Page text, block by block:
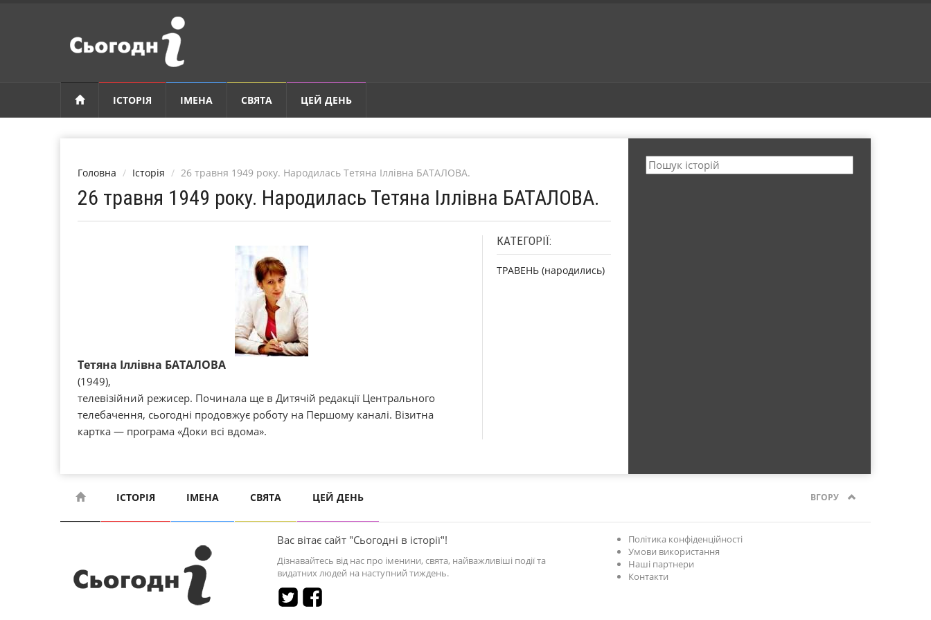
ІСТОРІЯ ІМЕНА СВЯТА ЦЕЙ ДЕНЬ
Головна Історія 26 травня 1949 року. Народилась Тетяна Іллівна БАТАЛОВА.
26 травня 1949 року. Народилась Тетяна Іллівна БАТАЛОВА.
Тетяна Іллівна БАТАЛОВА
(1949),
телевізійний режисер. Починала ще в Дитячій редакції Центрального
телебачення, сьогодні продовжує роботу на Першому каналі. Візитна
картка — програма «Доки всі вдома».
КАТЕГОРІЇ:
ТРАВЕНЬ (народились)
ІСТОРІЯ ІМЕНА СВЯТА ЦЕЙ ДЕНЬ ВГОРУ
Вас вітає сайт "Сьогодні в історії"!
Дізнавайтесь від нас про іменини, свята, найважливіші події та
видатних людей на наступний тиждень.
Політика конфіденційності
Умови використання
Наші партнери
Контакти